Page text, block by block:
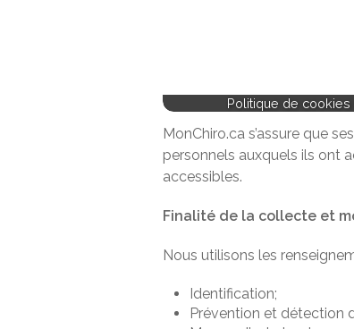
Politique de cookies
MonChiro.ca s’assure que
personnels auxquels ils ont
accessibles.
Finalité de la collecte et
Nous utilisons les
Identification;
Prévention et détection